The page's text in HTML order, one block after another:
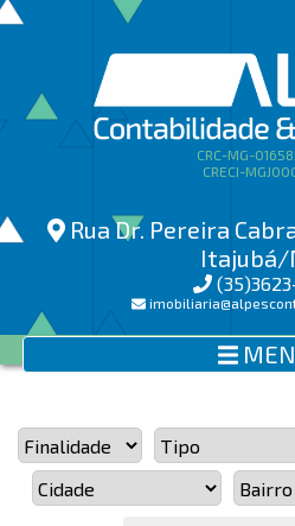
CRC-MG-
CRECI-
Rua Dr. Pereira
Itajubá/